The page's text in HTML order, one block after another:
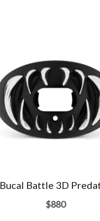
Bucal Battle 3D
$880